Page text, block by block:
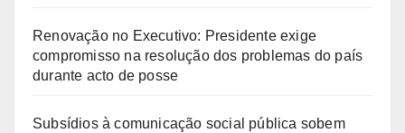
Renovação no Executivo: Presidente exige
compromisso na resolução dos problemas do país
durante acto de posse
Subsídios à comunicação social pública sobem